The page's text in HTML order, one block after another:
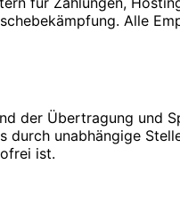
Alle
der Übertragung und
durch unabhängige
ist.